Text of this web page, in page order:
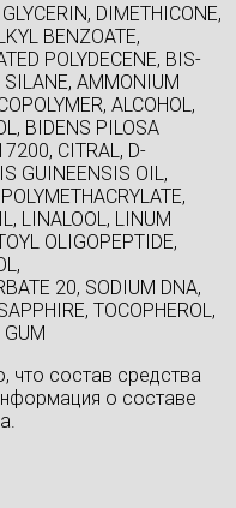
DIMETHICONE,
BENZOATE,
POLYDECENE, BIS-
SILANE, AMMONIUM
ALCOHOL,
BIDENS PILOSA
CITRAL, D-
GUINEENSIS OIL,
LINALOOL, LINUM
OLIGOPEPTIDE,
20, SODIUM DNA,
TOCOPHEROL,
GUM
состав средства
о составе